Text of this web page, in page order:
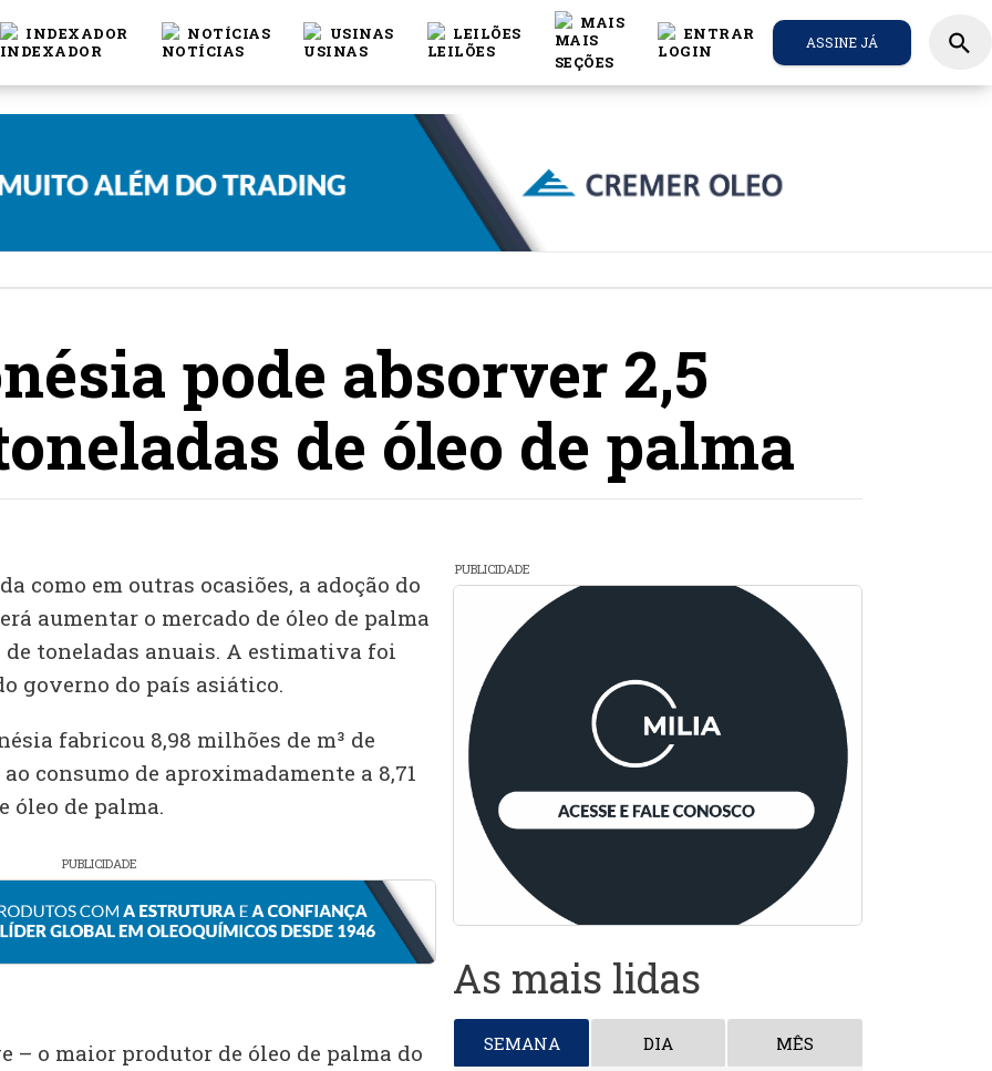
INDEXADOR NOTÍCIAS USINAS LEILÕES
MAIS
ENTRAR ASSINE JÁ search
pode absorver 2,5
de óleo de palma
como em outras ocasiões, a adoção do
aumentar o mercado de óleo de palma
de toneladas anuais. A estimativa foi
governo do país asiático.
fabricou 8,98 milhões de m³ de
consumo de aproximadamente a 8,71
óleo de palma.
PUBLICIDADE
– o maior produtor de óleo de palma do
PUBLICIDADE
As mais lidas
SEMANA DIA MÊS